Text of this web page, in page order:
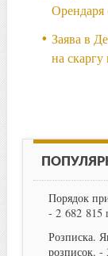
Орендаря
Заява в
на скаргу
Порядок
- 2 682 815
Розписка.
розписок. -